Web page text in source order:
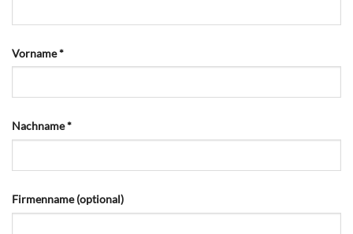
Vorname*
Nachname*
Firmenname(optional)